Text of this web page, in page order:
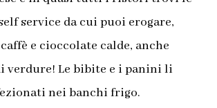
service da cui puoi erogare,
e cioccolate calde, anche
verdure! Le bibite e i panini li
nei banchi frigo.